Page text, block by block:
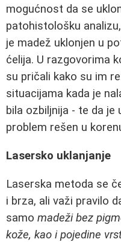
mogućnost da se
patohistološku
je madež uklonjen u
ćelija. U razgovorima
su pričali kako su im
situacijama kada je
bila ozbiljnija - te da je
problem rešen u
Lasersko uklanjanje
Laserska metoda se
i brza, ali važi pravilo
samo madeži bez
kože, kao i pojedine